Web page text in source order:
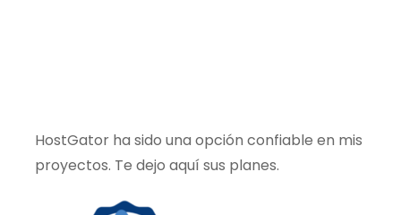
HostGator ha sido una opción confiable en mis
proyectos. Te dejo aquí sus planes.